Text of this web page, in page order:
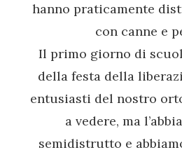
hanno praticamente
con canne e
Il primo giorno di
della festa della
entusiasti del nostro
a vedere, ma
semidistrutto e